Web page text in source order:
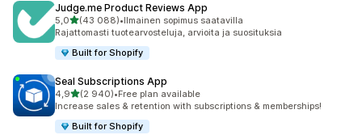
Judge.me Product Reviews App
5,0/ 5 tähteä
(43 088)
43088 arvostelua yhteensä
•Ilmainen sopimus saatavilla
Rajattomasti tuotearvosteluja, arvioita ja suosituksia
Built for Shopify
Seal Subscriptions App
4,9/ 5 tähteä
(2 940)
2940 arvostelua yhteensä
•Free plan available
Increase sales & retention with subscriptions & memberships!
Built for Shopify